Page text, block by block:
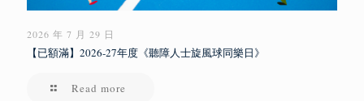
2026 年 7 月 29 日
【已額滿】2026-27年度《聽障人士旋風球同樂日》
Read more